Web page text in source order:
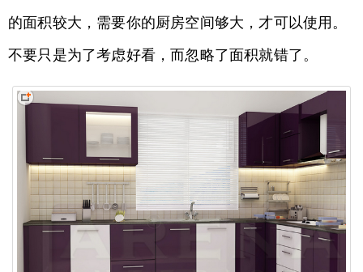
的面积较大，需要你的厨房空间够大，才可以使用。
不要只是为了考虑好看，而忽略了面积就错了。